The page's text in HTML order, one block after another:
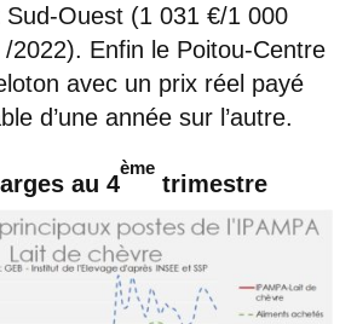
Ouest (1 031 €/1 000
/2022). Enfin le Poitou-Centre
avec un prix réel payé
d’une année sur l’autre.
au 4
ème
trimestre